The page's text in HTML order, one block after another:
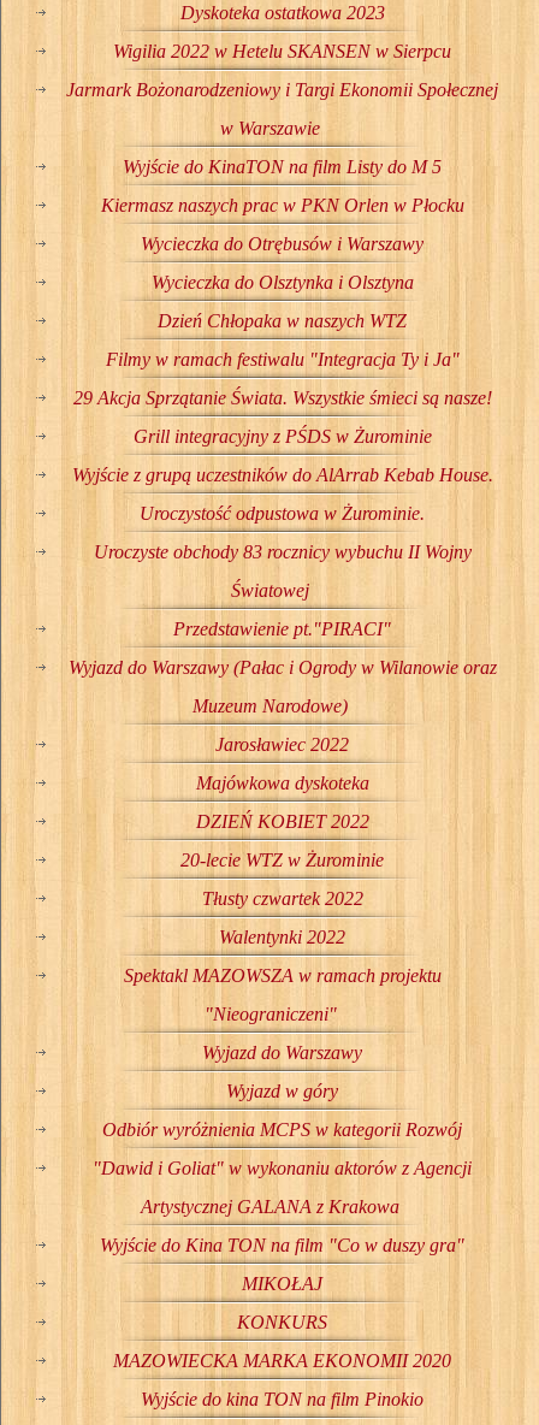
Dyskoteka ostatkowa 2023
Wigilia 2022 w Hetelu SKANSEN w Sierpcu
Jarmark Bożonarodzeniowy i Targi Ekonomii Społecznej
w Warszawie
Wyjście do KinaTON na film Listy do M 5
Kiermasz naszych prac w PKN Orlen w Płocku
Wycieczka do Otrębusów i Warszawy
Wycieczka do Olsztynka i Olsztyna
Dzień Chłopaka w naszych WTZ
Filmy w ramach festiwalu "Integracja Ty i Ja"
29 Akcja Sprzątanie Świata. Wszystkie śmieci są nasze!
Grill integracyjny z PŚDS w Żurominie
Wyjście z grupą uczestników do AlArrab Kebab House.
Uroczystość odpustowa w Żurominie.
Uroczyste obchody 83 rocznicy wybuchu II Wojny
Światowej
Przedstawienie pt."PIRACI"
Wyjazd do Warszawy (Pałac i Ogrody w Wilanowie oraz
Muzeum Narodowe)
Jarosławiec 2022
Majówkowa dyskoteka
DZIEŃ KOBIET 2022
20-lecie WTZ w Żurominie
Tłusty czwartek 2022
Walentynki 2022
Spektakl MAZOWSZA w ramach projektu
"Nieograniczeni"
Wyjazd do Warszawy
Wyjazd w góry
Odbiór wyróżnienia MCPS w kategorii Rozwój
"Dawid i Goliat" w wykonaniu aktorów z Agencji
Artystycznej GALANA z Krakowa
Wyjście do Kina TON na film "Co w duszy gra"
MIKOŁAJ
KONKURS
MAZOWIECKA MARKA EKONOMII 2020
Wyjście do kina TON na film Pinokio